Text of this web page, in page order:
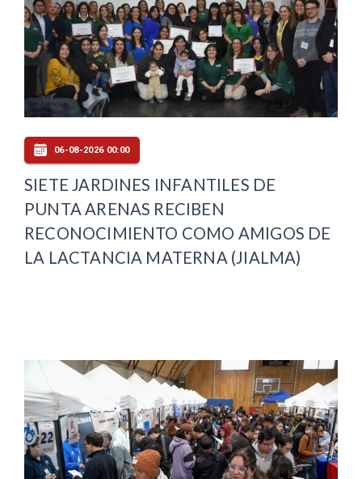
06-08-2026 00:00
SIETE JARDINES INFANTILES DE
PUNTA ARENAS RECIBEN
RECONOCIMIENTO COMO AMIGOS DE
LA LACTANCIA MATERNA (JIALMA)